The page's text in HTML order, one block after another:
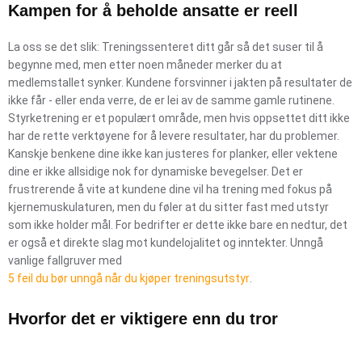
Kampen for å beholde ansatte er reell
La oss se det slik: Treningssenteret ditt går så det suser til å
begynne med, men etter noen måneder merker du at
medlemstallet synker. Kundene forsvinner i jakten på resultater de
ikke får - eller enda verre, de er lei av de samme gamle rutinene.
Styrketrening er et populært område, men hvis oppsettet ditt ikke
har de rette verktøyene for å levere resultater, har du problemer.
Kanskje benkene dine ikke kan justeres for planker, eller vektene
dine er ikke allsidige nok for dynamiske bevegelser. Det er
frustrerende å vite at kundene dine vil ha trening med fokus på
kjernemuskulaturen, men du føler at du sitter fast med utstyr
som ikke holder mål. For bedrifter er dette ikke bare en nedtur, det
er også et direkte slag mot kundelojalitet og inntekter. Unngå
vanlige fallgruver med
5 feil du bør unngå når du kjøper treningsutstyr
Hvorfor det er viktigere enn du tror